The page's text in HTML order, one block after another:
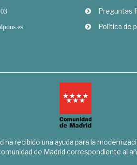
Preguntas
Política de
ha recibido una ayuda para la
de Madrid correspondiente al